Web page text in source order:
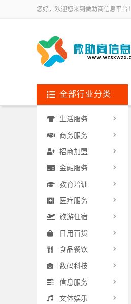
您好，欢迎您来到微助商信息平台！
全部行业分类
生活服务
商务服务
招商加盟
金融服务
教育培训
医疗服务
旅游住宿
日用百货
食品餐饮
数码科技
信息服务
文体娱乐